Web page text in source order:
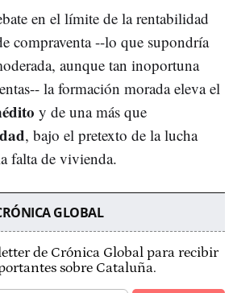
en el límite de la rentabilidad
compraventa --lo que supondría
aunque tan inoportuna
la formación morada eleva el
y de una más que
, bajo el pretexto de la lucha
falta de vivienda.
GLOBAL
de Crónica Global para recibir
sobre Cataluña.